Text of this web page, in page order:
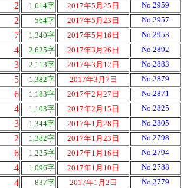
2 1,614字 2017年5月25日 No.2959
2 564字 2017年5月23日 No.2957
7 1,340字 2017年5月16日 No.2953
4 2,625字 2017年3月26日 No.2892
3 2,113字 2017年3月12日 No.2883
5 1,382字 2017年3月7日 No.2879
6 1,183字 2017年2月27日 No.2871
4 1,103字 2017年2月15日 No.2825
3 1,344字 2017年1月28日 No.2805
2 1,382字 2017年1月23日 No.2798
6 1,225字 2017年1月16日 No.2794
4 1,096字 2017年1月10日 No.2788
4 837字 2017年1月2日 No.2779